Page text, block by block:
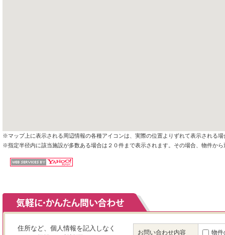
※マップ上に表示される周辺情報の各種アイコンは、実際の位置よりずれて表示される場
※指定半径内に該当施設が多数ある場合は２０件まで表示されます。その場合、物件か